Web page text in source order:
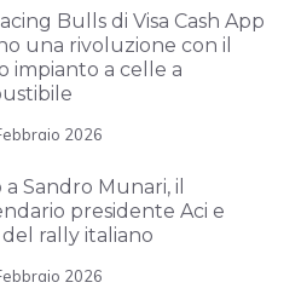
Bulls di Visa Cash App
una rivoluzione con il
impianto a celle a
2026
a Sandro Munari, il
presidente Aci e
rally italiano
2026